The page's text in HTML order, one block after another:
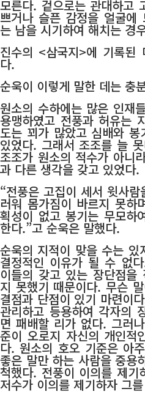
모른다. 겉으로는 관대하고
쁘거나 슬픈 감정을 얼굴에
는 남을 시기하여 해치는 경
진수의 <삼국지>에 기록된
다.
순욱이 이렇게 말한 데는 충
원소의 수하에는 많은 인재
용맹하였고 전풍과 허유는
도는 꾀가 많았고 심배와
있었다. 그래서 조조를 늘
조조가 원소의 적수가 아니
과 다른 생각을 갖고 있었다.
“전풍은 고집이 세서 윗사
러워 몸가짐이 바르지 못하
획성이 없고 봉기는 무모하
한다.”고 순욱은 말했다.
순욱의 지적이 맞을 수는 있
결정적인 이유가 될 수 없
이들의 갖고 있는 장단점을
지 못했기 때문이다. 무슨
결점과 단점이 있기 마련이
관리하고 등용하여 각자의
면 패배할 리가 없다. 그러
준이 오로지 자신의 개인
다. 원소의 호오 기준은 아
좋은 말만 하는 사람을 중용
척했다. 전풍이 이의를 제기
저수가 이의를 제기하자 그